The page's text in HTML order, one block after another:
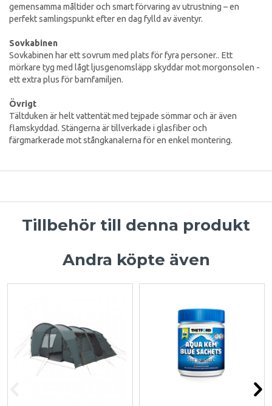
gemensamma måltider och smart förvaring av utrustning – en
perfekt samlingspunkt efter en dag fylld av äventyr.
Sovkabinen
Sovkabinen har ett sovrum med plats för fyra personer.. Ett
mörkare tyg med lågt ljusgenomsläpp skyddar mot morgonsolen -
ett extra plus för barnfamiljen.
Övrigt
Tältduken är helt vattentät med tejpade sömmar och är även
flamskyddad. Stängerna är tillverkade i glasfiber och
färgmarkerade mot stångkanalerna för en enkel montering.
Tillbehör till denna produkt
Andra köpte även